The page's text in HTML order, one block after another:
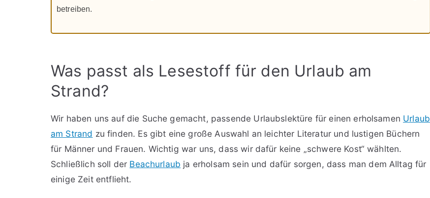
betreiben.
Was passt als Lesestoff für den Urlaub am
Strand?
Wir haben uns auf die Suche gemacht, passende Urlaubslektüre für einen erholsamen Urlaub
am Strand zu finden. Es gibt eine große Auswahl an leichter Literatur und lustigen Büchern
für Männer und Frauen. Wichtig war uns, dass wir dafür keine „schwere Kost“ wählten.
Schließlich soll der Beachurlaub ja erholsam sein und dafür sorgen, dass man dem Alltag für
einige Zeit entflieht.